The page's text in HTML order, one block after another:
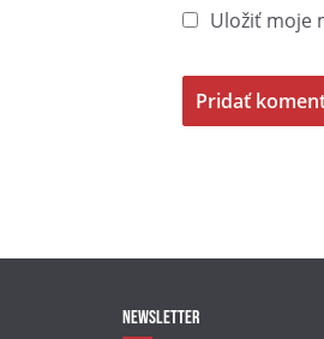
Uložiť moje
Newsletter